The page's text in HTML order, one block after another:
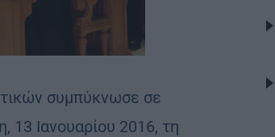
συμπύκνωσε σε
13 Ιανουαρίου 2016, τη